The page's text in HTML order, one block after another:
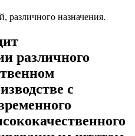
различного назначения.
различного
с